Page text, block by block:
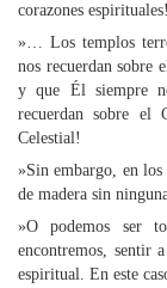
corazones espirituales!
»… Los templos
nos recuerdan sobre
y que Él siempre
recuerdan sobre el
Celestial!
»Sin embargo, en los
de madera sin
»O podemos ser
encontremos, sentir
espiritual. En este